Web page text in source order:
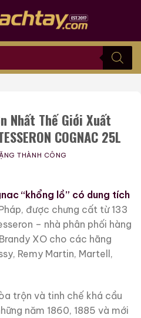
Nhất Thế Giới Xuất
COGNAC 25L
THÀNH CÔNG
“khổng lồ” có dung tích
được chưng cất từ 133
– nhà phân phối hàng
XO cho các hãng
Remy Martin, Martell,
trộn và tinh chế khá cầu
năm 1860, 1885 và mới